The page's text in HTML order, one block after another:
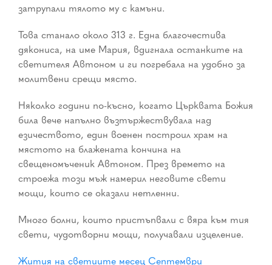
затрупали тялото му с камъни.
Това станало около 313 г. Една благочестива
дякониса, на име Мария, вдигнала останките на
светителя Автоном и ги погребала на удобно за
молитвени срещи място.
Няколко години по-късно, когато Църквата Божия
била вече напълно възтържествувала над
езичеството, един военен построил храм на
мястото на блажената кончина на
свещеномъченик Автоном. През времето на
строежа този мъж намерил неговите свети
мощи, които се оказали нетленни.
Много болни, които пристъпвали с вяра към тия
свети, чудотворни мощи, получавали изцеление.
Жития на светиите месец Септември